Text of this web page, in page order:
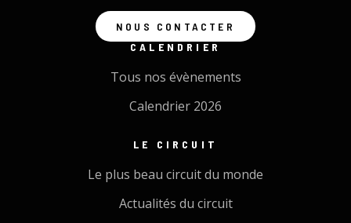
NOUS CONTACTER
CALENDRIER
Tous nos évènements
Calendrier 2026
LE CIRCUIT
Le plus beau circuit du monde
Actualités du circuit